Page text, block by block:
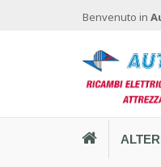
Benvenuto in